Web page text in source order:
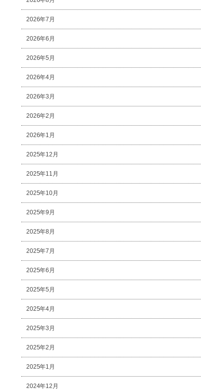
2026年7月
2026年6月
2026年5月
2026年4月
2026年3月
2026年2月
2026年1月
2025年12月
2025年11月
2025年10月
2025年9月
2025年8月
2025年7月
2025年6月
2025年5月
2025年4月
2025年3月
2025年2月
2025年1月
2024年12月